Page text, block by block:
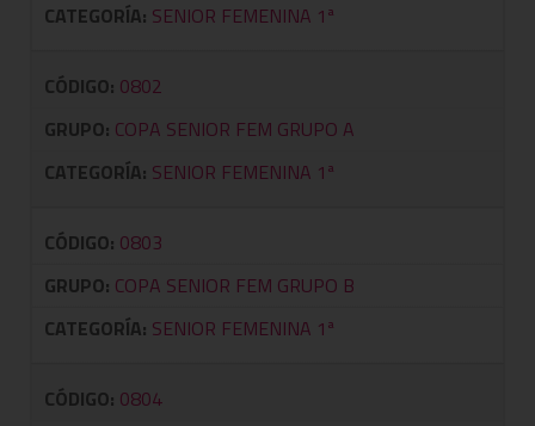
CATEGORÍA: SENIOR FEMENINA 1ª
CÓDIGO: 0802
GRUPO: COPA SENIOR FEM GRUPO A
CATEGORÍA: SENIOR FEMENINA 1ª
CÓDIGO: 0803
GRUPO: COPA SENIOR FEM GRUPO B
CATEGORÍA: SENIOR FEMENINA 1ª
CÓDIGO: 0804